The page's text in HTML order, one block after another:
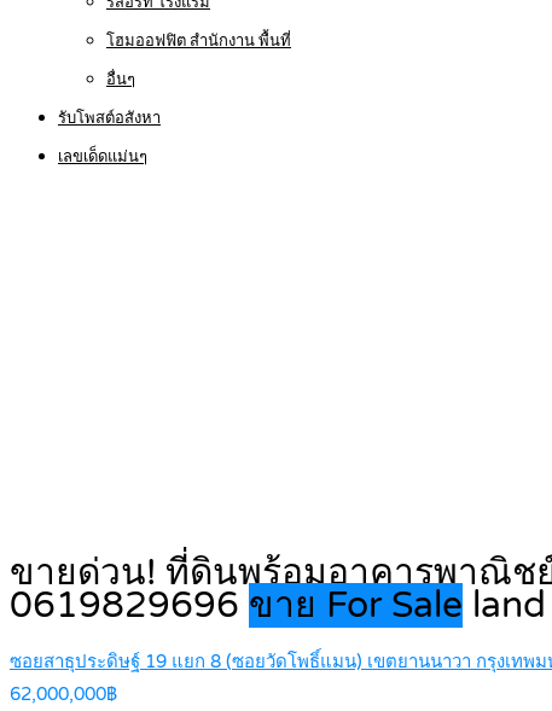
โฮมออฟฟิต สำนักงาน พื้นที่
อื่นๆ
รับโพสต์อสังหา
เลขเด็ดแม่นๆ
ขายด่วน! ที่ดินพร้อมอาคารพาณิชย์
0619829696 ขาย For Sale land
ซอยสาธุประดิษฐ์ 19 แยก 8 (ซอยวัดโพธิ์แมน) เขตยานนาวา กรุงเทพ
62,000,000฿